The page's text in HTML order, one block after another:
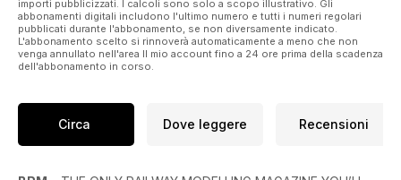
importi pubblicizzati. I calcoli sono solo a scopo illustrativo. Gli
abbonamenti digitali includono l'ultimo numero e tutti i numeri regolari
pubblicati durante l'abbonamento, se non diversamente indicato.
L'abbonamento scelto si rinnoverà automaticamente a meno che non
venga annullato nell'area Il mio account fino a 24 ore prima della scadenza
dell'abbonamento in corso.
Circa Dove leggere Recensioni